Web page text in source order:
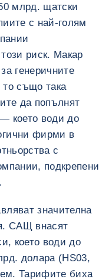
млрд. щатски
с най-голям
риск. Макар
генеричните
също така
да попълнят
което води до
фирми в
с
подкрепени
значителна
САЩ внасят
което води до
долара (HS03,
Тарифите биха